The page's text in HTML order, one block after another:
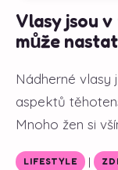
Vlasy jsou
může
Nádherné vlasy
aspektů
Mnoho žen si
LIFESTYLE |